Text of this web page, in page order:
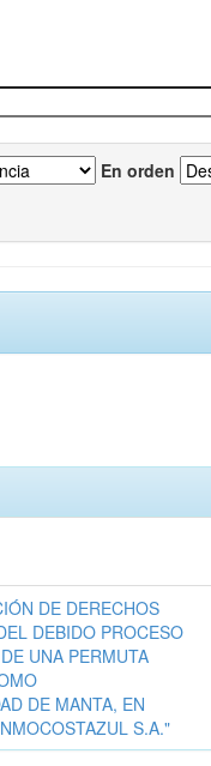
En orden
DE DERECHOS
DEBIDO PROCESO
UNA PERMUTA
DE MANTA, EN
S.A."